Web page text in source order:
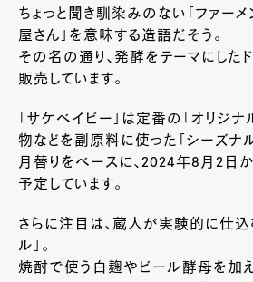
ちょっと聞き馴染みのない「ファーメ
屋さん」を意味する造語だそう。
その名の通り、発酵をテーマにしたド
販売しています。
「サケベイビー」は定番の「オリジ
物などを副原料に使った「シーズナ
月替りをベースに、2024年8月2日
予定しています。
さらに注目は、蔵人が実験的に仕込
ル」。
焼酎で使う白麹やビール酵母を加